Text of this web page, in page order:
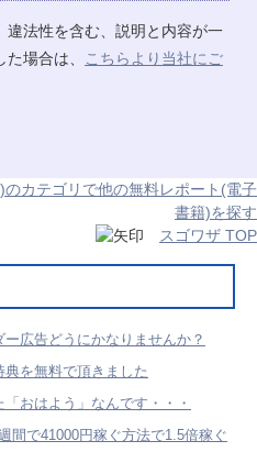
違法性を含む、説明と内容が一
場合は、
こちらより当社にご
カテゴリで他の無料レポート(電子
書籍)を探す
スゴワザ TOP
広告どうにかなりませんか？
を無料で頂きました
おはよう」なんです・・・
間で41000円稼ぐ方法で1.5倍稼ぐ